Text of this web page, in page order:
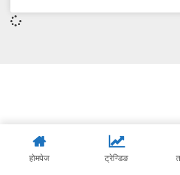
होमपेज ट्रेन्डिङ